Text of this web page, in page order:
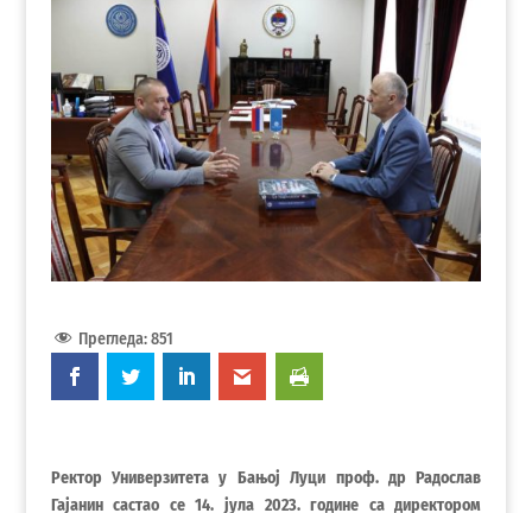
Прегледа: 851
Ректор Универзитета у Бањој Луци проф. др Радослав
Гајанин састао се 14. јула 2023. године са директором